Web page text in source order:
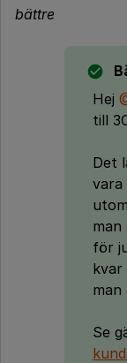
bättre
Hej
till
Det
vara
man
för
kvar
Se